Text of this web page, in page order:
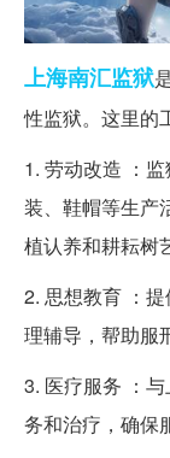
上海南汇监狱
性监狱。这里的
1. 劳动改造 ：
装、鞋帽等生产
植认养和耕耘树
2. 思想教育 ：
理辅导，帮助服
3. 医疗服务 ：
务和治疗，确保